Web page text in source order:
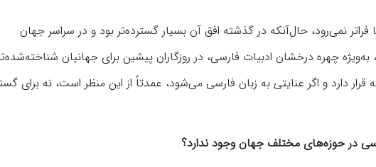
فراتر نمی‌رود، حال‌آنکه در گذشته افق آن بسیار گسترده‌تر بود و در سراسر جهان
چهره درخشان ادبیات فارسی، در روزگاران پیشین برای جهانیان
قرار دارد و اگر عنایتی به زبان فارسی می‌شود، عمدتاً از این منظر است، نه برای
در حوزه‌های مختلف جهان وجود ندارد؟